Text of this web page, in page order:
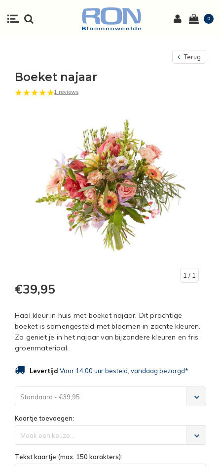
0
Terug
Boeket najaar
1 reviews
1 / 1
€39,95
Haal kleur in huis met boeket najaar. Dit prachtige
boeket is samengesteld met bloemen in zachte kleuren.
Zo geniet je in het najaar van bijzondere kleuren en fris
groenmateriaal.
Levertijd Voor 14:00 uur besteld, vandaag bezorgd*
Standaard - €39,95
Kaartje toevoegen:
Maak een keuze...
Tekst kaartje (max. 150 karakters):